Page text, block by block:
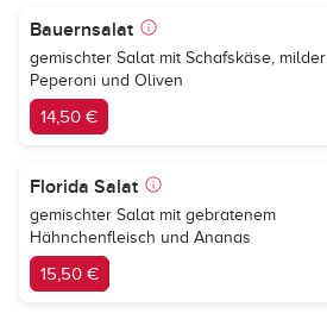
Bauernsalat
gemischter Salat mit Schafskäse, milder
Peperoni und Oliven
14,50 €
Florida Salat
gemischter Salat mit gebratenem
Hähnchenfleisch und Ananas
15,50 €